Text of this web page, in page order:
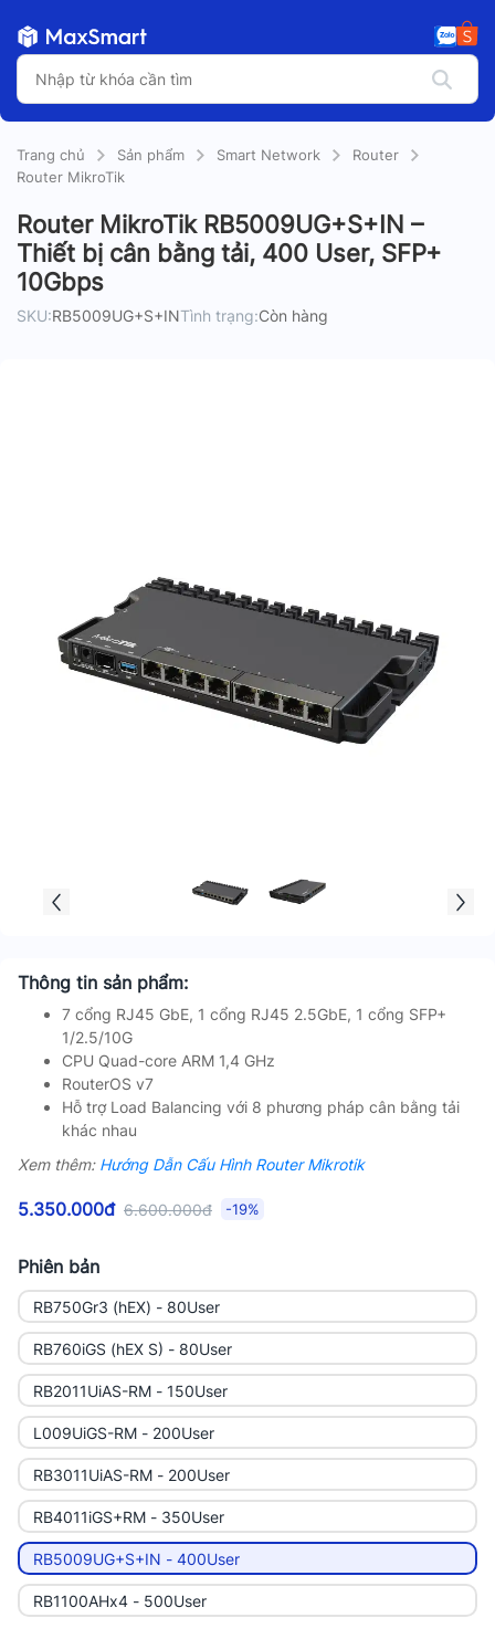
Trang chủ Sản phẩm Smart Network
Router
Router MikroTik
Router MikroTik RB5009UG+S+IN –
Thiết bị cân bằng tải, 400 User, SFP+
10Gbps
SKU:RB5009UG+S+INTình trạng:Còn hàng
Thông tin sản phẩm:
7 cổng RJ45 GbE, 1 cổng RJ45 2.5GbE, 1 cổng SFP+
1/2.5/10G
CPU Quad-core ARM 1,4 GHz
RouterOS v7
Hỗ trợ Load Balancing với 8 phương pháp cân bằng tải
khác nhau
Xem thêm: Hướng Dẫn Cấu Hình Router Mikrotik
5.350.000đ 6.600.000đ -19%
Phiên bản
RB750Gr3 (hEX) - 80User
RB760iGS (hEX S) - 80User
RB2011UiAS-RM - 150User
L009UiGS-RM - 200User
RB3011UiAS-RM - 200User
RB4011iGS+RM - 350User
RB5009UG+S+IN - 400User
RB1100AHx4 - 500User